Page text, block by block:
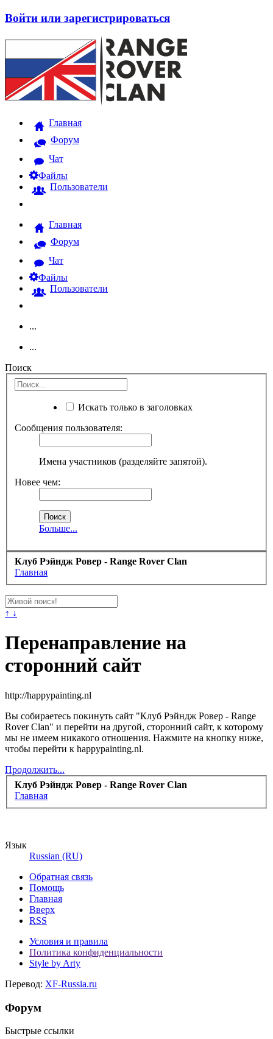
Войти или зарегистрироваться
Главная
Форум
Чат
Файлы
Пользователи
Главная
Форум
Чат
Файлы
Пользователи
...
...
Поиск
Искать только в заголовках
Сообщения пользователя:
Имена участников (разделяйте запятой).
Новее чем:
Больше...
Клуб Рэйндж Ровер - Range Rover Clan
Главная
↑ ↓
Перенаправление на
сторонний сайт
http://happypainting.nl
Вы собираетесь покинуть сайт "Клуб Рэйндж Ровер - Range
Rover Clan" и перейти на другой, сторонний сайт, к которому
мы не имеем никакого отношения. Нажмите на кнопку ниже,
чтобы перейти к happypainting.nl.
Продолжить...
Клуб Рэйндж Ровер - Range Rover Clan
Главная
Язык
Russian (RU)
Обратная связь
Помощь
Главная
Вверх
RSS
Условия и правила
Политика конфиденциальности
Style by Arty
Перевод: XF-Russia.ru
Форум
Быстрые ссылки